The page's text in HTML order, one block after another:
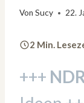
Von Sucy 22.
2 Min.
+++